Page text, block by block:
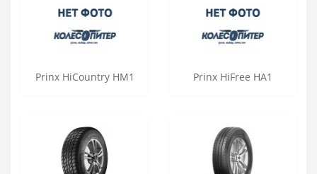
Prinx HiCountry HM1 Prinx HiFree HA1